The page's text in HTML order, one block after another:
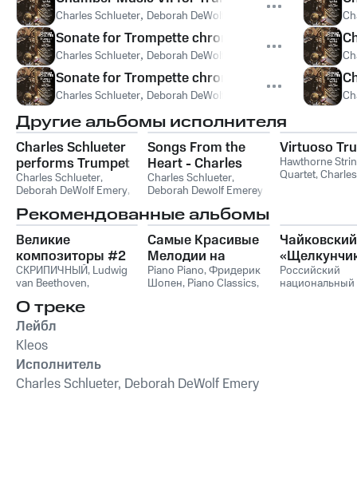
Charles Schlueter, Deborah DeWolf Emery
Sonate for Trompette chromatique and Piano: I.
Charles Schlueter, Deborah DeWolf Emery
Sonate for Trompette chromatique and Piano:
Charles Schlueter, Deborah DeWolf Emery
Другие альбомы исполнителя
Charles Schlueter
performs Trumpet
Works
Charles Schlueter,
Deborah DeWolf Emery,
Songs From the
Heart - Charles
Schlueter Performs
Losey, Bellstedt,
Goedicke, et al
Charles Schlueter,
Deborah Dewolf Emerey
Virtuoso
Hawthorne
Quartet,Charles
Рекомендованные альбомы
Великие
композиторы #2
СКРИПИЧНЫЙ, Ludwig
van Beethoven,
Франц Шуберт
String Orchestra
Антонио Вивальди
Самые Красивые
Мелодии на
Пианино
Piano Piano,Фридерик
Шопен, Piano Classics,
Чайковский
Российский
национальный
О треке
Лейбл
Kleos
Исполнитель
Charles Schlueter, Deborah DeWolf Emery